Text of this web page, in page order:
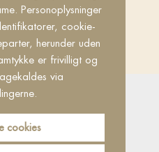
Personoplysninger
cookie-
herunder uden
er frivilligt og
via
cookies